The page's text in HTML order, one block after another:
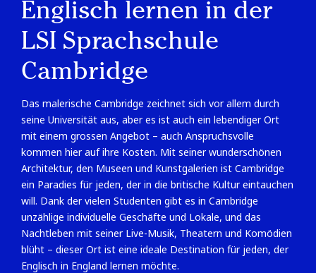
Englisch lernen in der
LSI Sprachschule
Cambridge
Das malerische Cambridge zeichnet sich vor allem durch
seine Universität aus, aber es ist auch ein lebendiger Ort
mit einem grossen Angebot – auch Anspruchsvolle
kommen hier auf ihre Kosten. Mit seiner wunderschönen
Architektur, den Museen und Kunstgalerien ist Cambridge
ein Paradies für jeden, der in die britische Kultur eintauchen
will. Dank der vielen Studenten gibt es in Cambridge
unzählige individuelle Geschäfte und Lokale, und das
Nachtleben mit seiner Live-Musik, Theatern und Komödien
blüht – dieser Ort ist eine ideale Destination für jeden, der
Englisch in England lernen möchte.